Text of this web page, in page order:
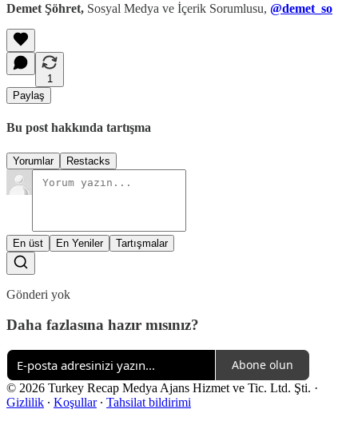
Demet Şöhret, Sosyal Medya ve İçerik Sorumlusu, @demet_so
1
Paylaş
Bu post hakkında tartışma
Yorumlar Restacks
En üst En Yeniler Tartışmalar
Gönderi yok
Daha fazlasına hazır mısınız?
Abone olun
© 2026 Turkey Recap Medya Ajans Hizmet ve Tic. Ltd. Şti. ·
Gizlilik ∙ Koşullar∙ Tahsilat bildirimi